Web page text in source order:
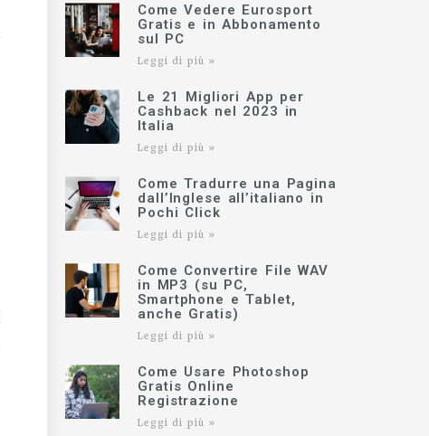
Come Vedere Eurosport
Gratis e in Abbonamento
sul PC
Leggi di più »
Le 21 Migliori App per
Cashback nel 2023 in
Italia
Leggi di più »
Come Tradurre una Pagina
dall’Inglese all’italiano in
Pochi Click
Leggi di più »
Come Convertire File WAV
in MP3 (su PC,
Smartphone e Tablet,
anche Gratis)
Leggi di più »
Come Usare Photoshop
Gratis Online
Registrazione
Leggi di più »